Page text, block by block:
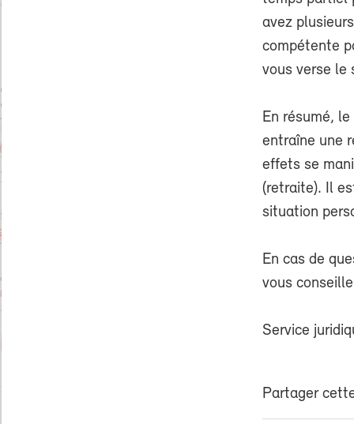
avez
compétente
vous verse le
En résumé,
entraîne une
effets se
(retraite). Il
situation
En cas de
vous
Service
Partager